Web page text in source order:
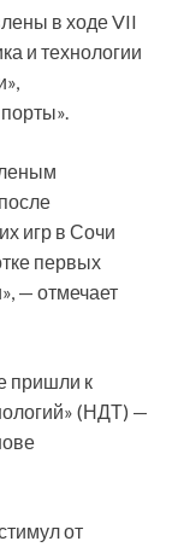
в ходе VII
и технологии
игр в Сочи
первых
— отмечает
пришли к
(НДТ) —
от